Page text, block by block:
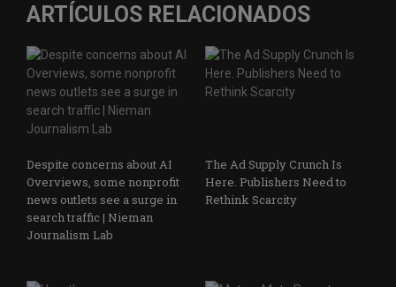
ARTÍCULOS RELACIONADOS
Despite concerns about AI
Overviews, some nonprofit
news outlets see a surge in
search traffic | Nieman
Journalism Lab
The Ad Supply Crunch Is
Here. Publishers Need to
Rethink Scarcity